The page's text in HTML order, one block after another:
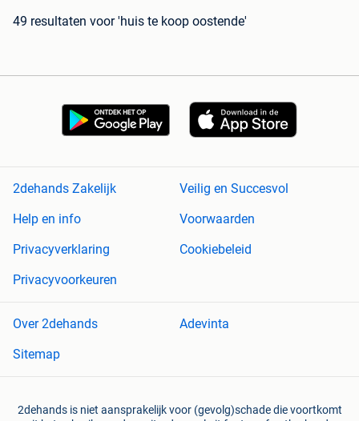
49 resultaten voor 'huis te koop oostende'
2dehands Zakelijk
Veilig en Succesvol
Help en info
Voorwaarden
Privacyverklaring
Cookiebeleid
Privacyvoorkeuren
Over 2dehands
Adevinta
Sitemap
2dehands is niet aansprakelijk voor (gevolg)schade die voortkomt